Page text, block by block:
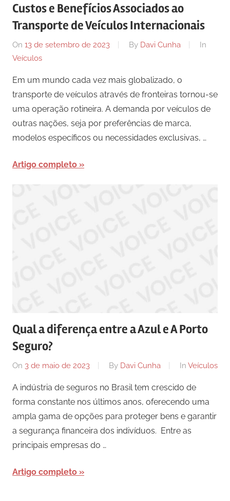
Custos e Benefícios Associados ao
Transporte de Veículos Internacionais
On 13 de setembro de 2023 By Davi Cunha
In
Veículos
Em um mundo cada vez mais globalizado, o
transporte de veículos através de fronteiras tornou-se
uma operação rotineira. A demanda por veículos de
outras nações, seja por preferências de marca,
modelos específicos ou necessidades exclusivas, …
Artigo completo
Qual a diferença entre a Azul e A Porto
Seguro?
On 3 de maio de 2023 By Davi Cunha In Veículos
A indústria de seguros no Brasil tem crescido de
forma constante nos últimos anos, oferecendo uma
ampla gama de opções para proteger bens e garantir
a segurança financeira dos indivíduos. Entre as
principais empresas do …
Artigo completo